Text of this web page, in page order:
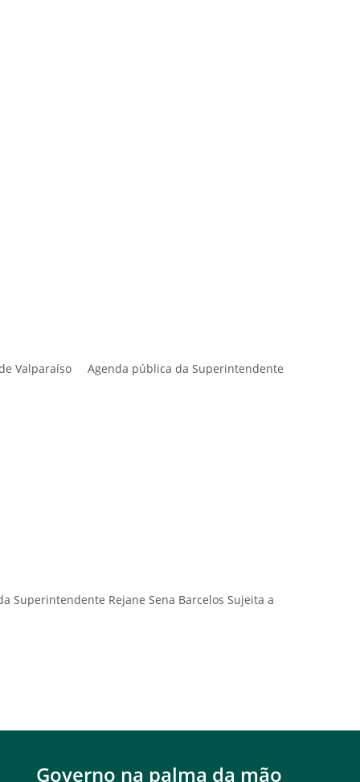
de Valparaíso Agenda pública da Superintendente
Superintendente Rejane Sena Barcelos Sujeita a
Governo na palma da mão